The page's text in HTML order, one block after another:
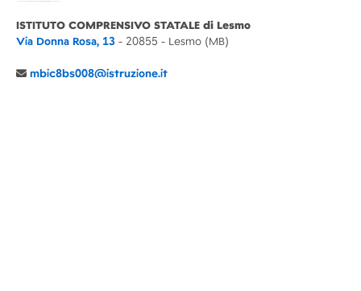
ISTITUTO COMPRENSIVO STATALE di Lesmo
Via Donna Rosa, 13 - 20855 - Lesmo (MB)
mbic8bs008@istruzione.it